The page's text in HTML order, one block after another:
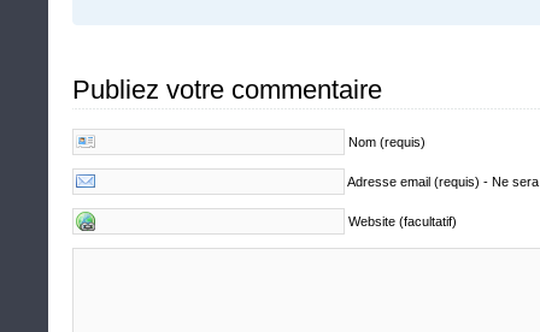
Publiez votre commentaire
Nom (requis)
Adresse email (requis) - Ne
Website (facultatif)